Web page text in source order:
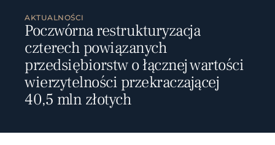
AKTUALNOŚCI
Poczwórna restrukturyzacja
czterech powiązanych
przedsiębiorstw o łącznej wartości
wierzytelności przekraczającej
40,5 mln złotych